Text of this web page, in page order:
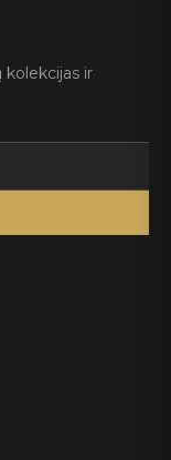
kolekcijas ir